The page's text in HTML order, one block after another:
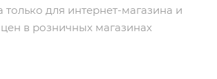
только для интернет-магазина и
в розничных магазинах